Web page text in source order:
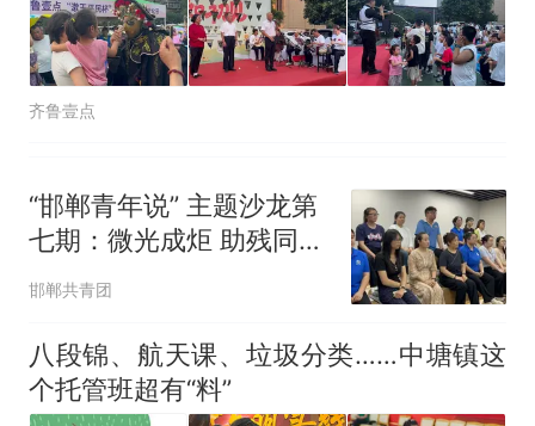
齐鲁壹点
“邯郸青年说” 主题沙龙第
七期：微光成炬 助残同行
——青春志愿故事
邯郸共青团
八段锦、航天课、垃圾分类……中塘镇这
个托管班超有“料”